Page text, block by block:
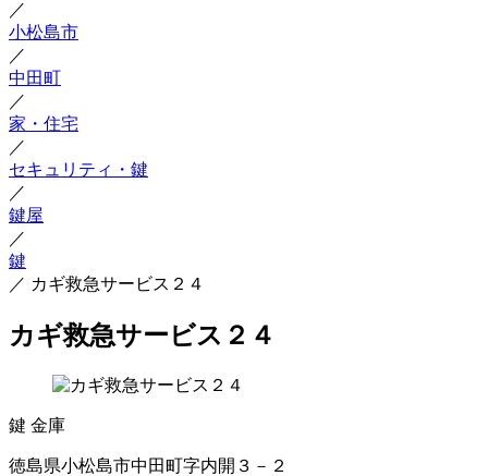
／
小松島市
／
中田町
／
家・住宅
／
セキュリティ・鍵
／
鍵屋
／
鍵
／ カギ救急サービス２４
カギ救急サービス２４
鍵 金庫
徳島県小松島市中田町字内開３－２